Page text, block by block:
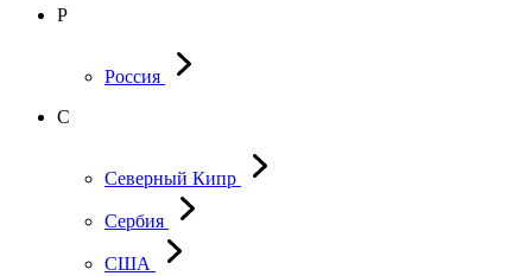
Р
Россия
С
Северный Кипр
Сербия
США